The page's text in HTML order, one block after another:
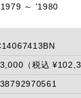
～ '1980
（税込